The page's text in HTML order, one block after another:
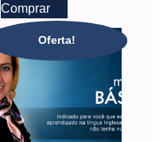
Comprar
Oferta!